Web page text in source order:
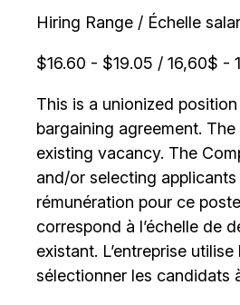
Hiring Range / Échelle
$16.60 - $19.05 / 16,60$ -
This is a unionized
bargaining agreement.
existing vacancy. The
and/or selecting
rémunération pour ce
correspond à l’échelle de
existant. L’entreprise
sélectionner les candidats